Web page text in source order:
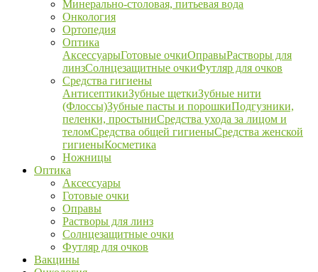
Минерально-столовая, питьевая вода
Онкология
Ортопедия
Оптика
АксессуарыГотовые очкиОправыРастворы для
линзСолнцезащитные очкиФутляр для очков
Средства гигиены
АнтисептикиЗубные щеткиЗубные нити
(Флоссы)Зубные пасты и порошкиПодгузники,
пеленки, простыниСредства ухода за лицом и
теломСредства общей гигиеныСредства женской
гигиеныКосметика
Ножницы
Оптика
Аксессуары
Готовые очки
Оправы
Растворы для линз
Солнцезащитные очки
Футляр для очков
Вакцины